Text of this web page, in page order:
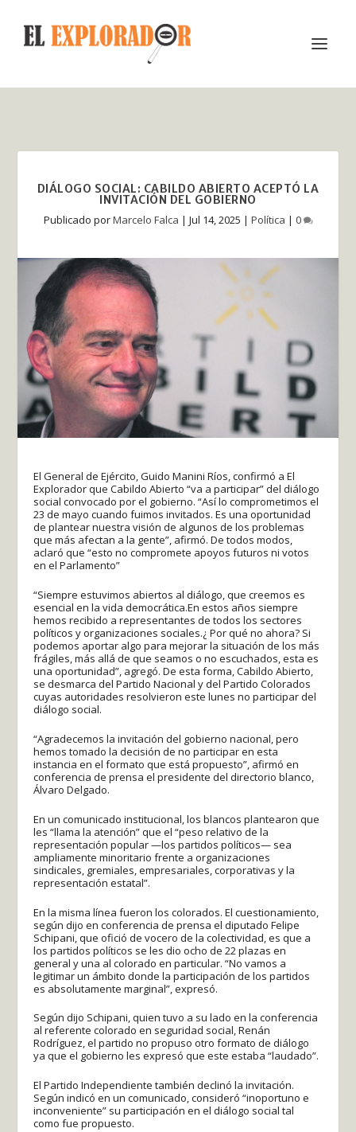
DIÁLOGO SOCIAL: CABILDO ABIERTO ACEPTÓ LA
INVITACIÓN DEL GOBIERNO
Publicado porMarcelo Falca | Jul 14, 2025 | Política | 0
El General de Ejército, Guido Manini Ríos, confirmó a El
Explorador que Cabildo Abierto “va a participar” del diálogo
social convocado por el gobierno. “Así lo comprometimos el
23 de mayo cuando fuimos invitados. Es una oportunidad
de plantear nuestra visión de algunos de los problemas
que más afectan a la gente”, afirmó. De todos modos,
aclaró que “esto no compromete apoyos futuros ni votos
en el Parlamento”
“Siempre estuvimos abiertos al diálogo, que creemos es
esencial en la vida democrática.En estos años siempre
hemos recibido a representantes de todos los sectores
políticos y organizaciones sociales.¿ Por qué no ahora? Si
podemos aportar algo para mejorar la situación de los más
frágiles, más allá de que seamos o no escuchados, esta es
una oportunidad”, agregó. De esta forma, Cabildo Abierto,
se desmarca del Partido Nacional y del Partido Colorados
cuyas autoridades resolvieron este lunes no participar del
diálogo social.
“Agradecemos la invitación del gobierno nacional, pero
hemos tomado la decisión de no participar en esta
instancia en el formato que está propuesto”, afirmó en
conferencia de prensa el presidente del directorio blanco,
Álvaro Delgado.
En un comunicado institucional, los blancos plantearon que
les “llama la atención” que el “peso relativo de la
representación popular —los partidos políticos— sea
ampliamente minoritario frente a organizaciones
sindicales, gremiales, empresariales, corporativas y la
representación estatal”.
En la misma línea fueron los colorados. El cuestionamiento,
según dijo en conferencia de prensa el diputado Felipe
Schipani, que ofició de vocero de la colectividad, es que a
los partidos políticos se les dio ocho de 22 plazas en
general y una al colorado en particular. “No vamos a
legitimar un ámbito donde la participación de los partidos
es absolutamente marginal”, expresó.
Según dijo Schipani, quien tuvo a su lado en la conferencia
al referente colorado en seguridad social, Renán
Rodríguez, el partido no propuso otro formato de diálogo
ya que el gobierno les expresó que este estaba “laudado”.
El Partido Independiente también declinó la invitación.
Según indicó en un comunicado, consideró “inoportuno e
inconveniente” su participación en el diálogo social tal
como fue propuesto.